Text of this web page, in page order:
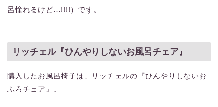
呂憧れるけど…!!!!）です。
リッチェル『ひんやりしないお風呂チェア』
購入したお風呂椅子は、リッチェルの『ひんやりしないお
ふろチェア』。